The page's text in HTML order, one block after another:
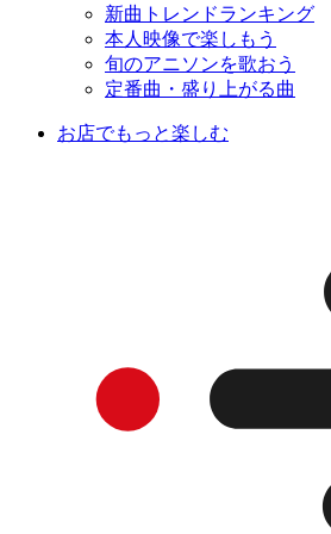
新曲トレンドランキング
本人映像で楽しもう
旬のアニソンを歌おう
定番曲・盛り上がる曲
お店でもっと楽しむ